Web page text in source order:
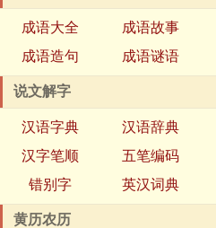
成语大全 成语故事
成语造句
成语谜语
说文解字
汉语字典 汉语辞典
汉字笔顺
五笔编码
错别字
英汉词典
黄历农历